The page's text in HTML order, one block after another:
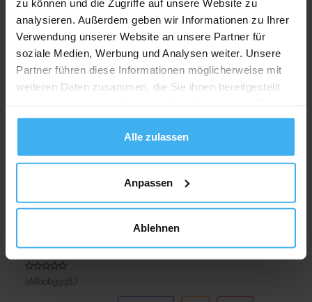
zu können und die Zugriffe auf unsere Website zu
analysieren. Außerdem geben wir Informationen zu Ihrer
Verwendung unserer Website an unsere Partner für
soziale Medien, Werbung und Analysen weiter. Unsere
Partner führen diese Informationen möglicherweise mit
weiteren Daten zusammen, die Sie ihnen bereitgestellt
gesammelt haben.
Alle zulassen
Anpassen
Ablehnen
NqEDJoBk
Was This Review ...? Interesting Lol
Evacemove0160
1 Bewertungen
oMbobggqBJ